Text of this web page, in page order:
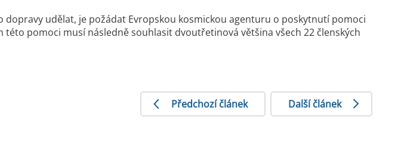
udělat, je požádat Evropskou kosmickou agenturu o poskytnutí pomoci
pomoci musí následně souhlasit dvoutřetinová většina všech 22 členských
Předchozí článek Další článek